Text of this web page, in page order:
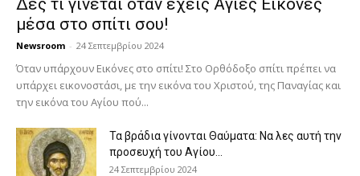
Δες τι γίνεται όταν έχεις Άγιες Εικόνες
μέσα στο σπίτι σου!
Newsroom - 24 Σεπτεμβρίου 2024
Όταν υπάρχουν Εικόνες στο σπίτι! Στο Ορθόδοξο σπίτι πρέπει να
υπάρχει εικονοστάσι, με την εικόνα του Χριστού, της Παν­αγίας και
την εικόνα του Αγίου πού...
Τα βράδια γίνονται Θαύματα: Να λες αυτή την
προσευχή του Αγίου...
24 Σεπτεμβρίου 2024